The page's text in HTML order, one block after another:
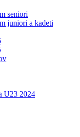
seniori
juniori a kadeti
U23 2024